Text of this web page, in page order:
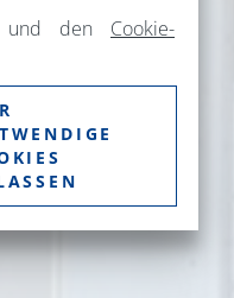
und den Cookie-